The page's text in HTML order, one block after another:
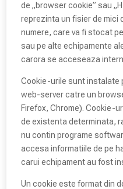
de „browser cookie” sau
reprezinta un fisier de mici
numere, care va fi stocat
sau pe alte echipamente
carora se acceseaza
Cookie-urile sunt instalate
web-server catre un
Firefox, Chrome). Cookie-
de existenta determinata,
nu contin programe
accesa informatiile de pe
carui echipament au fost
Un cookie este format din